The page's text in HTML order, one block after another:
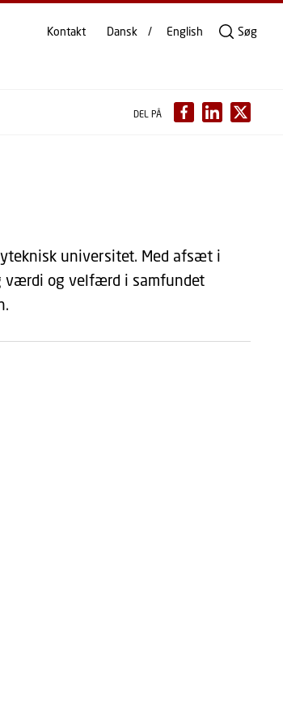
Kontakt Dansk English Søg
DEL PÅ
universitet. Med afsæt i
værdi og velfærd i samfundet